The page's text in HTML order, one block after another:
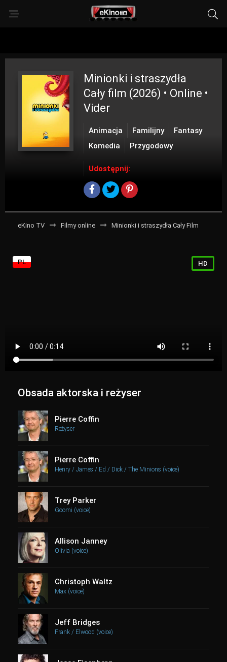
Minionki i straszydła
Cały film (2026) • Online •
Vider
Animacja Familijny
Fantasy
Komedia
Przygodowy
Udostępnij:
eKino TV Filmy online Minionki i straszydła Cały Film
PL HD
Obsada aktorska i reżyser
Pierre Coffin
Reżyser
Pierre Coffin
Henry / James / Ed / Dick / The Minions (voice)
Trey Parker
Goomi (voice)
Allison Janney
Olivia (voice)
Christoph Waltz
Max (voice)
Jeff Bridges
Frank / Elwood (voice)